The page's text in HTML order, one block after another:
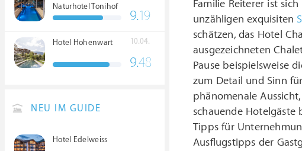
Familie Reiterer ist
unzähligen exquisiten
schätzen, das Hotel
ausgezeichneten
Pause beispielsweise
zum Detail und Sinn
phänomenale
schauende
Tipps für
Ausflugstipps der
Naturhotel Tonihof
****S
9.19
Hotel Hohenwart 10.04.
9.48
NEU IM GUIDE
Hotel Edelweiss